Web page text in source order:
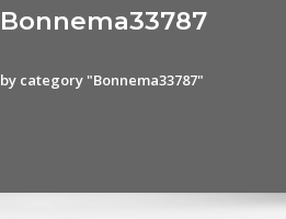
category "Bonnema33787"